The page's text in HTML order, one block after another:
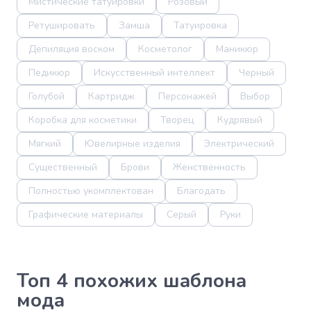
Ретушировать
Замша
Татуировка
Депиляция воском
Косметолог
Маникюр
Педикюр
Искусственный интеллект
Черный
Голубой
Картридж Персонажей
Выбор
Коробка для косметики
Творец
Кудрявый
Мягкий
Ювелирные изделия
Электрический
Существенный
Брови
Женственность
Полностью укомплектован
Благодать
Графические материалы
Серый Руки
Топ 4 похожих шаблона
мода